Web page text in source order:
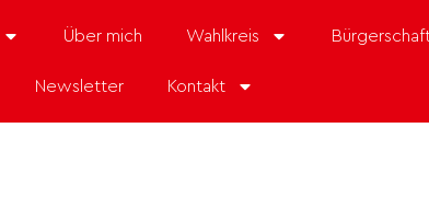
Über mich Wahlkreis
Newsletter Kontakt